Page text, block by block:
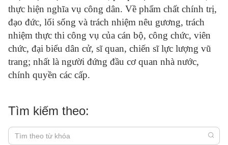
thực hiện nghĩa vụ công dân. Về phẩm chất chính trị,
đạo đức, lối sống và trách nhiệm nêu gương, trách
nhiệm thực thi công vụ của cán bộ, công chức, viên
chức, đại biểu dân cử, sĩ quan, chiến sĩ lực lượng vũ
trang; nhất là người đứng đầu cơ quan nhà nước,
chính quyền các cấp.
Tìm kiếm theo: